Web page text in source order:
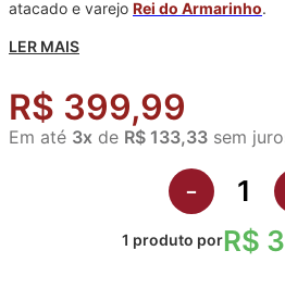
atacado e varejo Rei do Armarinho.
LER MAIS
R$ 399,99
Em até 3x de R$ 133,33 sem
-
1 produto porR$